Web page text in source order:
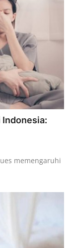
Indonesia:
memengaruhi